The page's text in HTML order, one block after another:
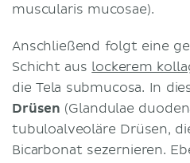
muscularis mucosae).
Anschließend folgt eine
Schicht aus lockerem
die Tela submucosa. In
Drüsen (Glandulae
tubuloalveoläre Drüsen,
Bicarbonat sezernieren.